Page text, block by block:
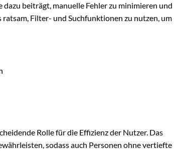
beiträgt, manuelle Fehler zu minimieren und
Filter- und Suchfunktionen zu nutzen, um
Rolle für die Effizienz der Nutzer. Das
sodass auch Personen ohne vertiefte